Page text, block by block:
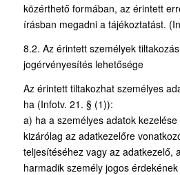
közérthető formában, az érintett
írásban megadni a tájékoztatást.
8.2. Az érintett személyek
jogérvényesítés lehetősége
Az érintett tiltakozhat személyes
ha (Infotv. 21. § (1)):
a) ha a személyes adatok
kizárólag az adatkezelőre
teljesítéséhez vagy az adatkezelő,
harmadik személy jogos